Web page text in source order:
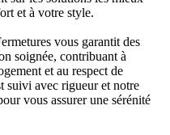
et à votre style.
vous garantit des
soignée, contribuant à
et au respect de
suivi avec rigueur et notre
vous assurer une sérénité